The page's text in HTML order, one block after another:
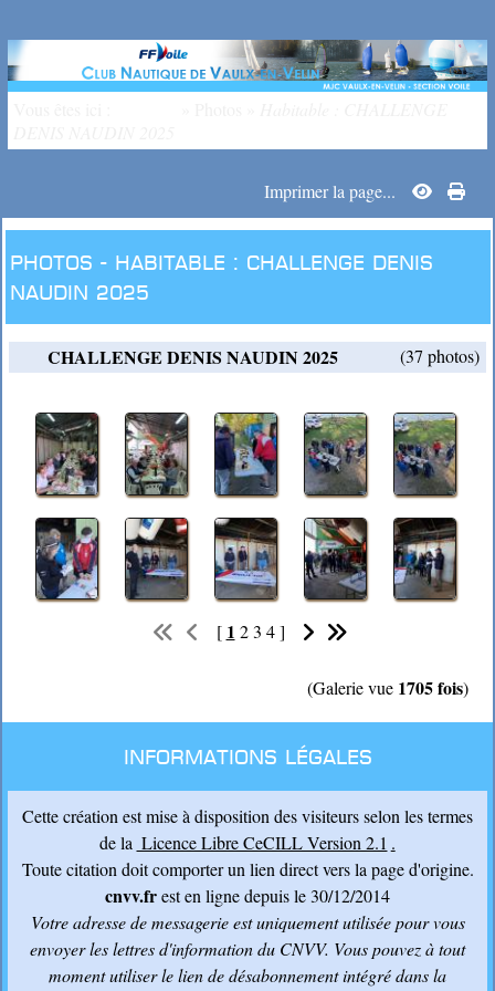
Imprimer la page...
Photos - Habitable : CHALLENGE DENIS
NAUDIN 2025
CHALLENGE DENIS NAUDIN 2025 (37 photos)
[ 1 2 3 4]
(Galerie vue 1705 fois)
Informations légales
Cette création est mise à disposition des visiteurs selon les termes
de la Licence Libre CeCILL Version 2.1 .
Toute citation doit comporter un lien direct vers la page d'origine.
cnvv.frest en ligne depuis le 30/12/2014
Votre adresse de messagerie est uniquement utilisée pour vous
envoyer les lettres d'information du CNVV. Vous pouvez à tout
moment utiliser le lien de désabonnement intégré dans la